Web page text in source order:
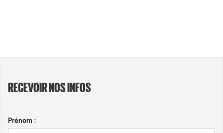
RECEVOIR NOS INFOS
Prénom :